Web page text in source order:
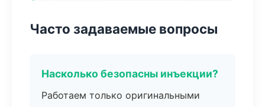
Часто задаваемые вопросы
Насколько безопасны инъекции?
Работаем только оригинальными